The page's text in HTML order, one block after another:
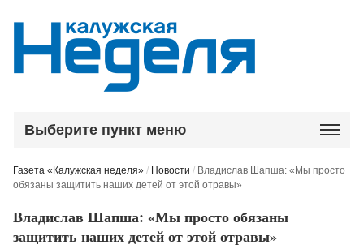
Выберите пункт меню
Газета «Калужская неделя» / Новости / Владислав Шапша: «Мы просто
обязаны защитить наших детей от этой отравы»
Владислав Шапша: «Мы просто обязаны
защитить наших детей от этой отравы»